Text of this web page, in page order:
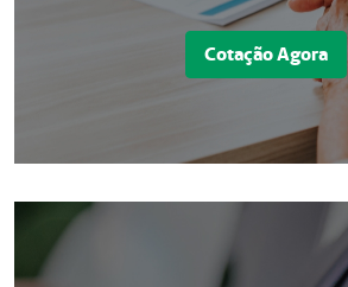
Cotação Agora